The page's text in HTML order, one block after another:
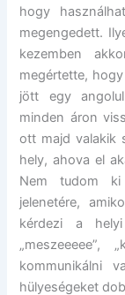
hogy
megengedett.
kezemben
megértette, hogy
jött egy
minden áron
ott majd valakik
hely, ahova el
Nem tudom ki
jelenetére,
kérdezi a
„meszeeeee”,
kommunikálni
hülyeségeket